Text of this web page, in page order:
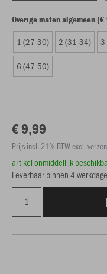
Overige maten algemeen
1 (27-30) 2 (31-34) 3
6 (47-50)
€ 9,99
Prijs incl. 21% BTW excl.
artikel onmiddellijk
Leverbaar binnen 4